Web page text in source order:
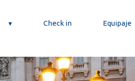
Check in Equipaje